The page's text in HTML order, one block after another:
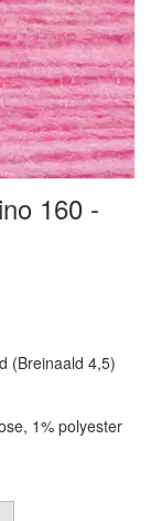
160 -
(Breinaald 4,5)
1% polyester